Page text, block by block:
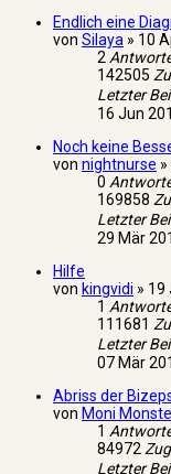
Endlich eine
von Silaya » 10
2
142505
Letzter
16 Jun
Noch keine
von nightnurse »
0
169858
Letzter
29 Mär
Hilfe
von kingvidi » 19
1
111681
Letzter
07 Mär
Abriss der
von Moni
1
84972
Letzter